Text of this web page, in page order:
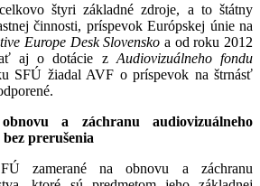
štyri základné zdroje, a to štátny
činnosti, príspevok Európskej únie na
Europe Desk Slovensko a od roku 2012
aj o dotácie z Audiovizuálneho fondu
SFÚ žiadal AVF o príspevok na štrnásť
a záchranu audiovizuálneho
prerušenia
zamerané na obnovu a záchranu